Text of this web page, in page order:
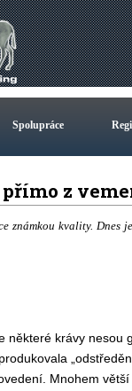
Spolupráce
z
známkou kvality.
některé krávy
Mnohem